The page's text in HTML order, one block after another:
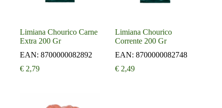
Limiana Chourico Carne
Extra 200 Gr
EAN: 8700000082892
€ 2,79
Limiana Chourico
Corrente 200 Gr
EAN:8700000082748
€ 2,49